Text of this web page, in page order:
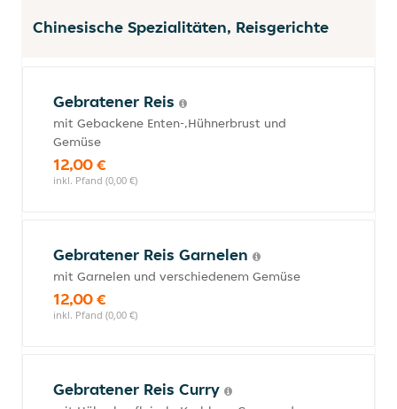
Chinesische Spezialitäten, Reisgerichte
Gebratener Reis
mit Gebackene Enten-,Hühnerbrust und
Gemüse
12,00 €
inkl. Pfand (0,00 €)
Gebratener Reis Garnelen
mit Garnelen und verschiedenem Gemüse
12,00 €
inkl. Pfand (0,00 €)
Gebratener Reis Curry